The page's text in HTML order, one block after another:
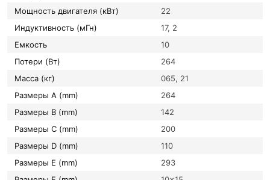
Мощность двигателя (кВт)
22
Индуктивность (мГн)
17, 2
Емкость
10
Потери (Вт)
264
Масса (кг)
065, 21
Размеры A (mm)
264
Размеры B (mm)
142
Размеры C (mm)
200
Размеры D (mm)
110
Размеры E (mm)
293